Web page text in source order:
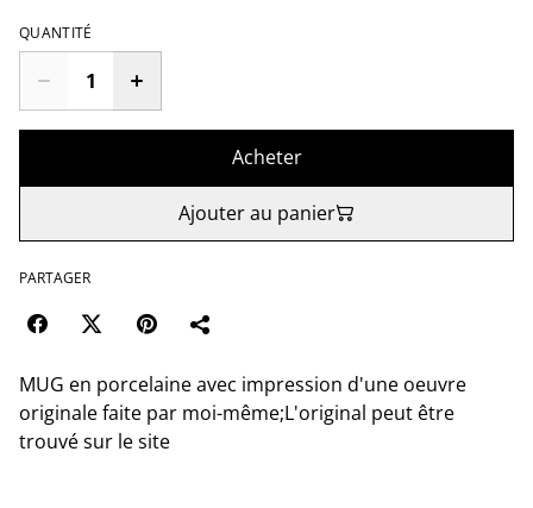
QUANTITÉ
Acheter
Ajouter au panier
PARTAGER
MUG en porcelaine avec impression d'une oeuvre
originale faite par moi-même;L'original peut être
trouvé sur le site